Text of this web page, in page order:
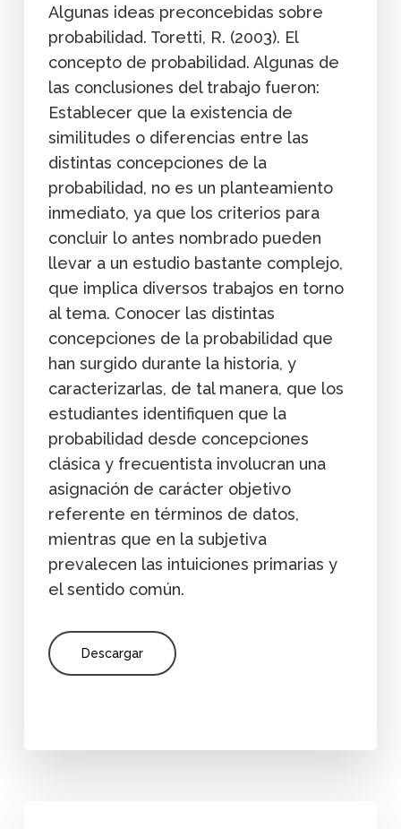
Algunas ideas preconcebidas sobre
probabilidad. Toretti, R. (2003). El
concepto de probabilidad. Algunas de
las conclusiones del trabajo fueron:
Establecer que la existencia de
similitudes o diferencias entre las
distintas concepciones de la
probabilidad, no es un planteamiento
inmediato, ya que los criterios para
concluir lo antes nombrado pueden
llevar a un estudio bastante complejo,
que implica diversos trabajos en torno
al tema. Conocer las distintas
concepciones de la probabilidad que
han surgido durante la historia, y
caracterizarlas, de tal manera, que los
estudiantes identifiquen que la
probabilidad desde concepciones
clásica y frecuentista involucran una
asignación de carácter objetivo
referente en términos de datos,
mientras que en la subjetiva
prevalecen las intuiciones primarias y
el sentido común.
Descargar